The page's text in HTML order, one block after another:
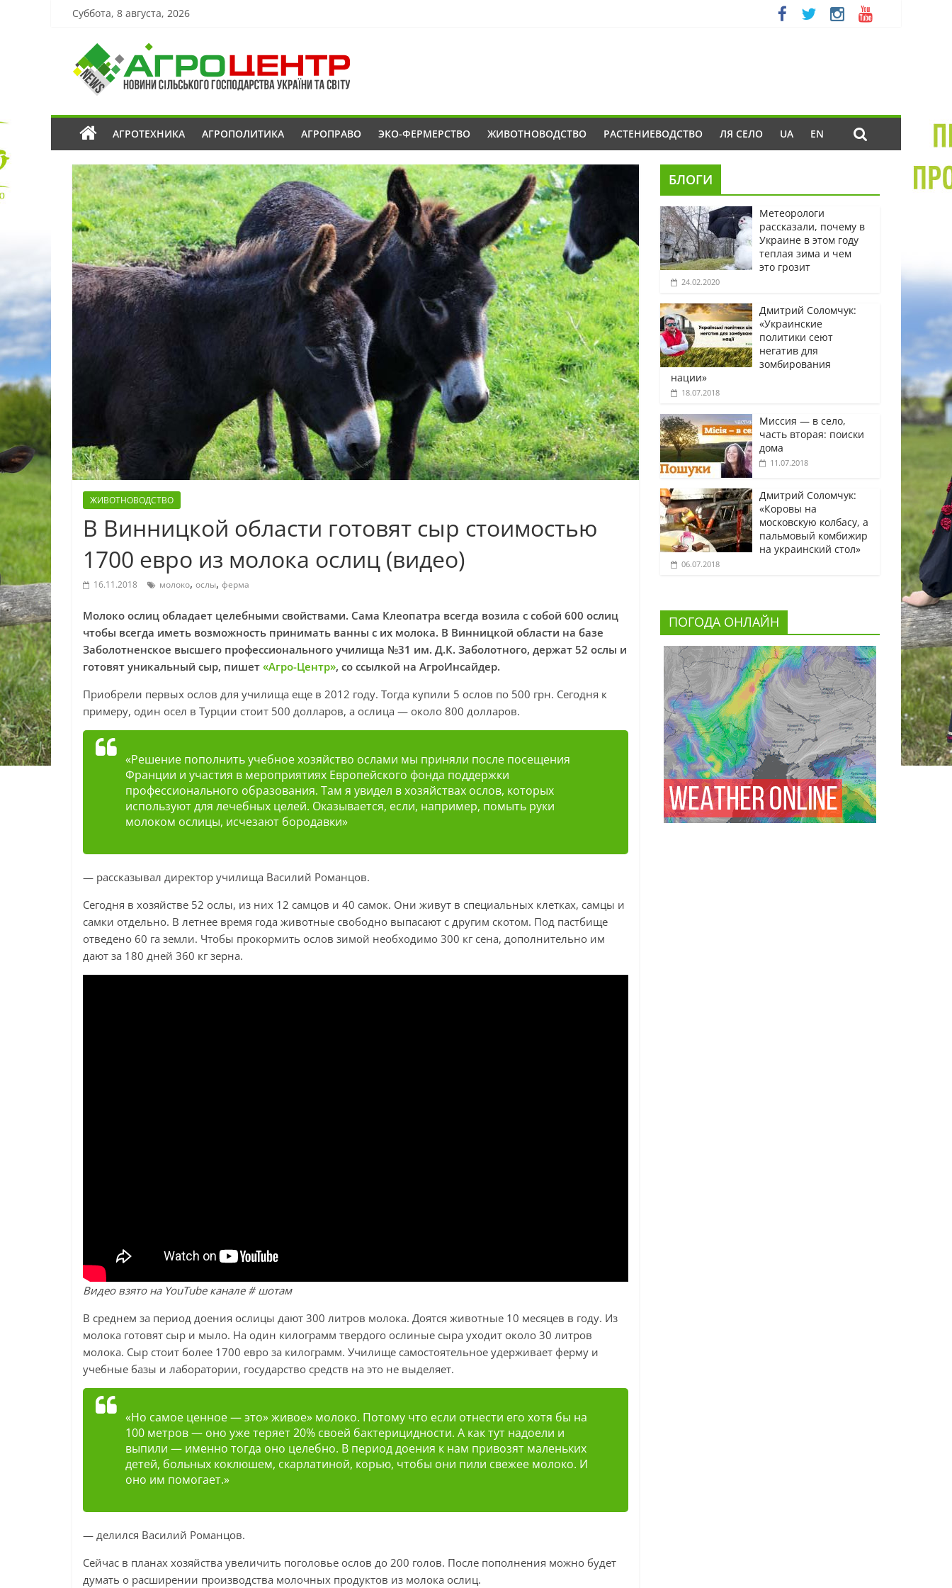
Суббота, 8 августа, 2026
АГРОТЕХНИКА АГРОПОЛИТИКА АГРОПРАВО ЭКО-ФЕРМЕРСТВО ЖИВОТНОВОДСТВО РАСТЕНИЕВОДСТВО ЛЯ СЕЛО UA EN
ЖИВОТНОВОДСТВО
В Винницкой области готовят сыр стоимостью
1700 евро из молока ослиц (видео)
16.11.2018 молоко, ослы, ферма
Молоко ослиц обладает целебными свойствами. Сама Клеопатра всегда возила с собой 600 ослиц
чтобы всегда иметь возможность принимать ванны с их молока. В Винницкой области на базе
Заболотненское высшего профессионального училища №31 им. Д.К. Заболотного, держат 52 ослы и
готовят уникальный сыр, пишет «Агро-Центр», со ссылкой на АгроИнсайдер.
Приобрели первых ослов для училища еще в 2012 году. Тогда купили 5 ослов по 500 грн. Сегодня к
примеру, один осел в Турции стоит 500 долларов, а ослица — около 800 долларов.
«Решение пополнить учебное хозяйство ослами мы приняли после посещения
Франции и участия в мероприятиях Европейского фонда поддержки
профессионального образования. Там я увидел в хозяйствах ослов, которых
используют для лечебных целей. Оказывается, если, например, помыть руки
молоком ослицы, исчезают бородавки»
— рассказывал директор училища Василий Романцов.
Сегодня в хозяйстве 52 ослы, из них 12 самцов и 40 самок. Они живут в специальных клетках, самцы и
самки отдельно. В летнее время года животные свободно выпасают с другим скотом. Под пастбище
отведено 60 га земли. Чтобы прокормить ослов зимой необходимо 300 кг сена, дополнительно им
дают за 180 дней 360 кг зерна.
Видео взято на YouTube канале # шотам
В среднем за период доения ослицы дают 300 литров молока. Доятся животные 10 месяцев в году. Из
молока готовят сыр и мыло. На один килограмм твердого ослиные сыра уходит около 30 литров
молока. Сыр стоит более 1700 евро за килограмм. Училище самостоятельное удерживает ферму и
учебные базы и лаборатории, государство средств на это не выделяет.
«Но самое ценное — это» живое» молоко. Потому что если отнести его хотя бы на
100 метров — оно уже теряет 20% своей бактерицидности. А как тут надоели и
выпили — именно тогда оно целебно. В период доения к нам привозят маленьких
детей, больных коклюшем, скарлатиной, корью, чтобы они пили свежее молоко. И
оно им помогает.»
— делился Василий Романцов.
Сейчас в планах хозяйства увеличить поголовье ослов до 200 голов. После пополнения можно будет
думать о расширении производства молочных продуктов из молока ослиц.
БЛОГИ
Метеорологи
рассказали, почему в
Украине в этом году
теплая зима и чем
это грозит
24.02.2020
Дмитрий Соломчук:
«Украинские
политики сеют
негатив для
зомбирования
нации»
18.07.2018
Миссия — в село,
часть вторая: поиски
дома
11.07.2018
Дмитрий Соломчук:
«Коровы на
московскую колбасу, а
пальмовый комбижир
на украинский стол»
06.07.2018
ПОГОДА ОНЛАЙН